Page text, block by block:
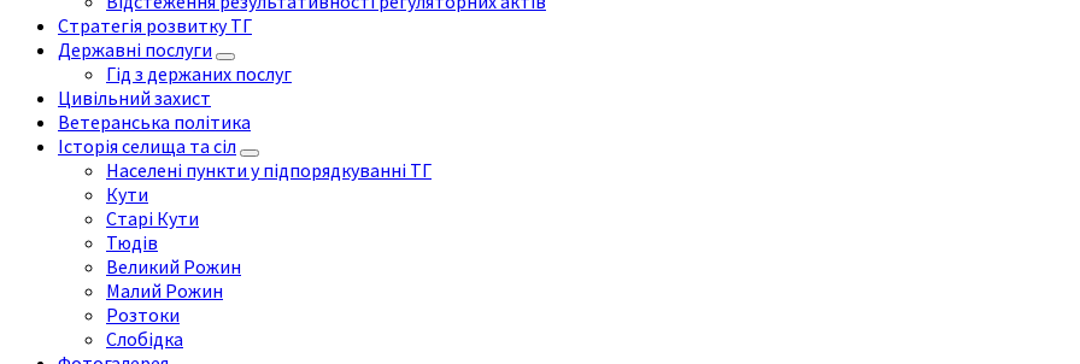
Стратегія розвитку ТГ
Державні послуги
Гід з держаних послуг
Цивільний захист
Ветеранська політика
Історія селища та сіл
Населені пункти у підпорядкуванні ТГ
Кути
Старі Кути
Тюдів
Великий Рожин
Малий Рожин
Розтоки
Слобідка